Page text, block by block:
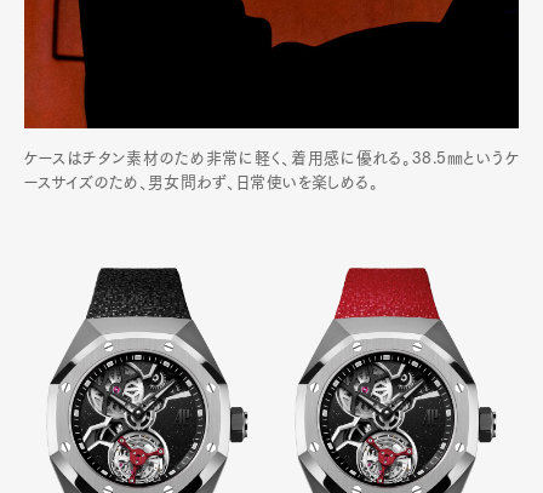
ケースはチタン素材のため非常に軽く、着用感に優れる。38.5㎜というケ
ースサイズのため、男女問わず、日常使いを楽しめる。